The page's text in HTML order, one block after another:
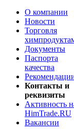
О компании
Новости
Торговля
Документы
Паспорта
качества
Контакты и
реквизиты
Активность
HimTrade.RU
Вакансии